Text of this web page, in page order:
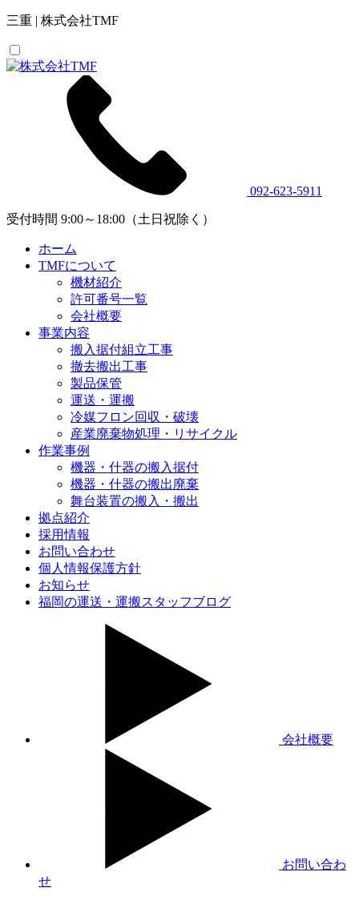
三重 | 株式会社TMF
092-623-5911
受付時間 9:00～18:00（土日祝除く）
ホーム
TMFについて
機材紹介
許可番号一覧
会社概要
事業内容
搬入据付組立工事
撤去搬出工事
製品保管
運送・運搬
冷媒フロン回収・破壊
産業廃棄物処理・リサイクル
作業事例
機器・什器の搬入据付
機器・什器の搬出廃棄
舞台装置の搬入・搬出
拠点紹介
採用情報
お問い合わせ
個人情報保護方針
お知らせ
福岡の運送・運搬スタッフブログ
会社概要
お問い合わ
せ